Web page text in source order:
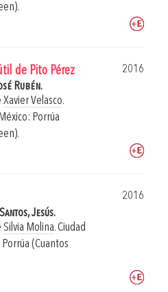
de Pito Pérez
2016
Rubén.
Xavier Velasco.
Porrúa
2016
Jesús.
Silvia Molina.Ciudad
(Cuantos